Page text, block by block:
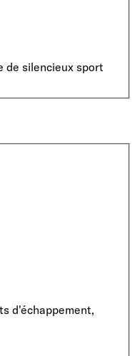
de silencieux sport
d'échappement,